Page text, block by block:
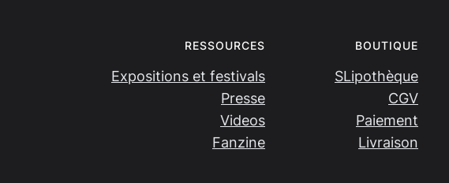
RESSOURCES
Expositions et festivals
Presse
Videos
Fanzine
BOUTIQUE
SLipothèque
CGV
Paiement
Livraison